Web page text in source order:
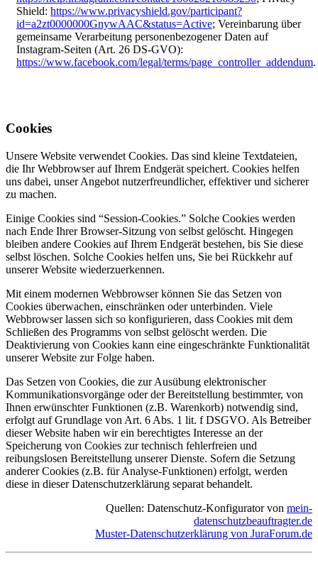
Shield: https://www.privacyshield.gov/participant?
id=a2zt0000000GnywAAC&status=Active; Vereinbarung über
gemeinsame Verarbeitung personenbezogener Daten auf
Instagram-Seiten (Art. 26 DS-GVO):
https://www.facebook.com/legal/terms/page_controller_addendum.
Cookies
Unsere Website verwendet Cookies. Das sind kleine Textdateien,
die Ihr Webbrowser auf Ihrem Endgerät speichert. Cookies helfen
uns dabei, unser Angebot nutzerfreundlicher, effektiver und sicherer
zu machen.
Einige Cookies sind “Session-Cookies.” Solche Cookies werden
nach Ende Ihrer Browser-Sitzung von selbst gelöscht. Hingegen
bleiben andere Cookies auf Ihrem Endgerät bestehen, bis Sie diese
selbst löschen. Solche Cookies helfen uns, Sie bei Rückkehr auf
unserer Website wiederzuerkennen.
Mit einem modernen Webbrowser können Sie das Setzen von
Cookies überwachen, einschränken oder unterbinden. Viele
Webbrowser lassen sich so konfigurieren, dass Cookies mit dem
Schließen des Programms von selbst gelöscht werden. Die
Deaktivierung von Cookies kann eine eingeschränkte Funktionalität
unserer Website zur Folge haben.
Das Setzen von Cookies, die zur Ausübung elektronischer
Kommunikationsvorgänge oder der Bereitstellung bestimmter, von
Ihnen erwünschter Funktionen (z.B. Warenkorb) notwendig sind,
erfolgt auf Grundlage von Art. 6 Abs. 1 lit. f DSGVO. Als Betreiber
dieser Website haben wir ein berechtigtes Interesse an der
Speicherung von Cookies zur technisch fehlerfreien und
reibungslosen Bereitstellung unserer Dienste. Sofern die Setzung
anderer Cookies (z.B. für Analyse-Funktionen) erfolgt, werden
diese in dieser Datenschutzerklärung separat behandelt.
Quellen: Datenschutz-Konfigurator von mein-
datenschutzbeauftragter.de
Muster-Datenschutzerklärung von JuraForum.de